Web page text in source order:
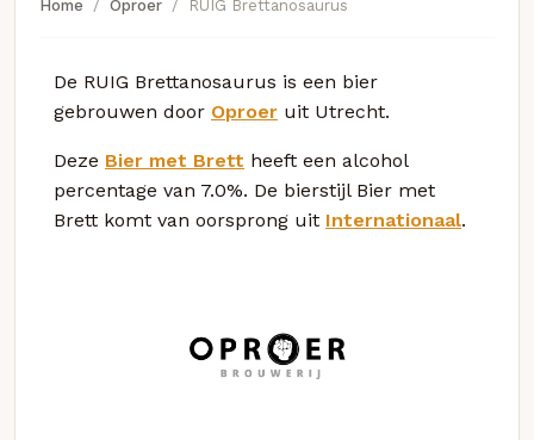
Home Oproer RUIG Brettanosaurus
De RUIG Brettanosaurus is een bier
gebrouwen door Oproer uit Utrecht.
Deze Bier met Brett heeft een alcohol
percentage van 7.0%. De bierstijl Bier met
Brett komt van oorsprong uit Internationaal.